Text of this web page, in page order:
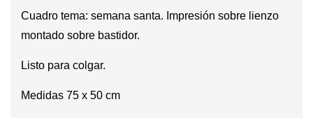
Cuadro tema: semana santa. Impresión sobre lienzo
montado sobre bastidor.
Listo para colgar.
Medidas 75 x 50 cm